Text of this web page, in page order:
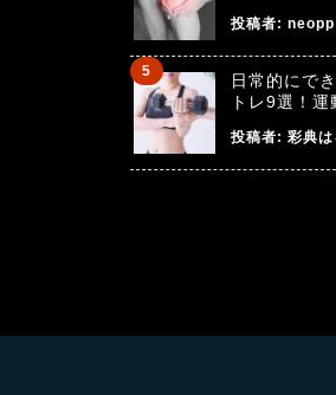
投稿者: neopp
日常的にで
トレ9選！運
投稿者: 彩典